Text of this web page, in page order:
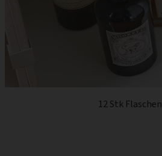
12 Stk Flaschen